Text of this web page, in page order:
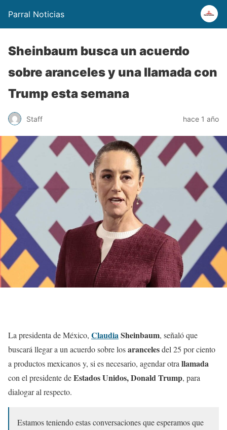
Parral Noticias
Sheinbaum busca un acuerdo
sobre aranceles y una llamada con
Trump esta semana
Staff hace 1 año
La presidenta de México, ClaudiaSheinbaum, señaló que
buscará llegar a un acuerdo sobre losarancelesdel 25 por ciento
a productos mexicanos y, si es necesario, agendar otra llamada
con el presidente deEstados Unidos, Donald Trump, para
dialogar al respecto.
Estamos teniendo estas conversaciones que esperamos que